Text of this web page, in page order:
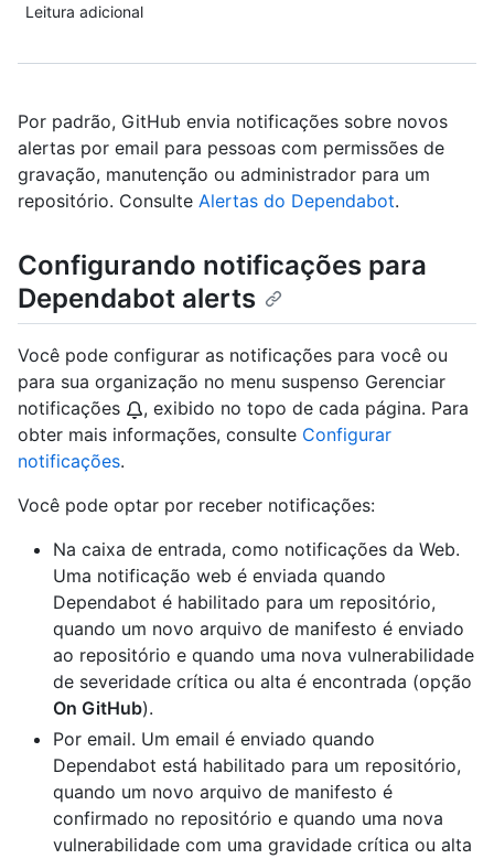
Leitura adicional
Por padrão, GitHub envia notificações sobre novos
alertas por email para pessoas com permissões de
gravação, manutenção ou administrador para um
repositório. Consulte Alertas do Dependabot.
Configurando notificações para
Dependabot alerts
Você pode configurar as notificações para você ou
para sua organização no menu suspenso Gerenciar
notificações
, exibido no topo de cada página. Para
obter mais informações, consulte Configurar
notificações.
Você pode optar por receber notificações:
Na caixa de entrada, como notificações da Web.
Uma notificação web é enviada quando
Dependabot é habilitado para um repositório,
quando um novo arquivo de manifesto é enviado
ao repositório e quando uma nova vulnerabilidade
de severidade crítica ou alta é encontrada (opção
On GitHub).
Por email. Um email é enviado quando
Dependabot está habilitado para um repositório,
quando um novo arquivo de manifesto é
confirmado no repositório e quando uma nova
vulnerabilidade com uma gravidade crítica ou alta